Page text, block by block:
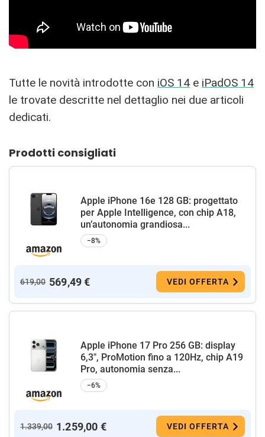
Tutte le novità introdotte con iOS 14 e iPadOS 14
le trovate descritte nel dettaglio nei due articoli
dedicati.
Prodotti consigliati
Apple iPhone 16e 128 GB: progettato
per Apple Intelligence, con chip A18,
un’autonomia grandiosa...
−8%
619,00 569,49 € VEDI OFFERTA
Apple iPhone 17 Pro 256 GB: display
6,3", ProMotion fino a 120Hz, chip A19
Pro, autonomia senza...
−6%
1.339,00 1.259,00 € VEDI OFFERTA